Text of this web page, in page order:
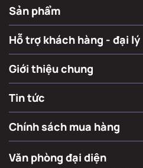
Sản phẩm
Hỗ trợ khách hàng - đại lý
Giới thiệu chung
Tin tức
Chính sách mua hàng
Văn phòng đại diện